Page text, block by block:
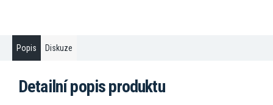
Popis Diskuze
Detailní popis produktu